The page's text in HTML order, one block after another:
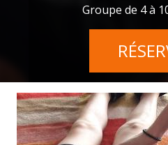
Groupe de 4 à